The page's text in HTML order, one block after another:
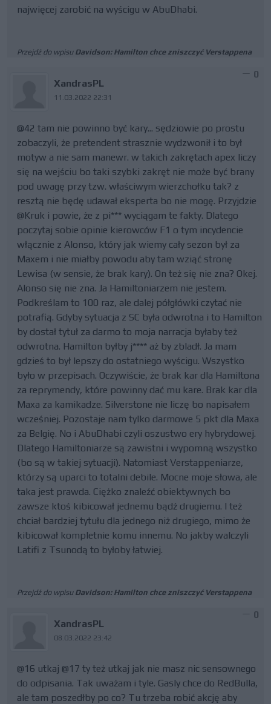
najwięcej zarobić na wyścigu w AbuDhabi.
Przejdź do wpisu Davidson: Hamilton chce zniszczyć Verstappena
XandrasPL
11.03.2022 22:31
0
@42 tam nie powinno być kary... sędziowie po prostu
zobaczyli, że pretendent strasznie wydzwonił i to był
motyw a nie sam manewr. w takich zakrętach apex liczy
się na wejściu bo taki szybki zakręt nie może być brany
pod uwagę przy tzw. właściwym wierzchołku tak? z
resztą nie będę udawał eksperta bo nie mogę. Przyjdzie
@Kruk i powie, że z pi*** wyciągam te fakty. Dlatego
poczytaj sobie opinie kierowców F1 o tym incydencie
włącznie z Alonso, który jak wiemy cały sezon był za
Maxem i nie miałby powodu aby tam wziąć stronę
Lewisa (w sensie, że brak kary). On też się nie zna? Okej.
Alonso się nie zna. Ja Hamiltoniarzem nie jestem.
Podkreślam to 100 raz, ale dalej półgłówki czytać nie
potrafią. Gdyby sytuacja z SC była odwrotna i to Hamilton
by dostał tytuł za darmo to moja narracja byłaby też
odwrotna. Hamilton byłby j**** aż by zbladł. Ja mam
gdzieś to był lepszy do ostatniego wyścigu. Wszystko
było w przepisach. Oczywiście, że brak kar dla Hamiltona
za reprymendy, które powinny dać mu kare. Brak kar dla
Maxa za kamikadze. Silverstone nie liczę bo napisałem
wcześniej. Pozostaje nam tylko darmowe 5 pkt dla Maxa
za Belgię. No i AbuDhabi czyli oszustwo ery hybrydowej.
Dlatego Hamiltoniarze są zawistni i wypomną wszystko
(bo są w takiej sytuacji). Natomiast Verstappeniarze,
którzy są uparci to totalni debile. Mocne moje słowa, ale
taka jest prawda. Ciężko znaleźć obiektywnych bo
zawsze ktoś kibicował jednemu bądź drugiemu. I też
chciał bardziej tytułu dla jednego niż drugiego, mimo że
kibicował kompletnie komu innemu. No jakby walczyli
Latifi z Tsunodą to byłoby łatwiej.
Przejdź do wpisu Davidson: Hamilton chce zniszczyć Verstappena
XandrasPL
08.03.2022 23:42
0
@16 utkaj @17 ty też utkaj jak nie masz nic sensownego
do odpisania. Tak uważam i tyle. Gasly chce do RedBulla,
ale tam poszedłby po co? Tu trzeba robić akcję aby